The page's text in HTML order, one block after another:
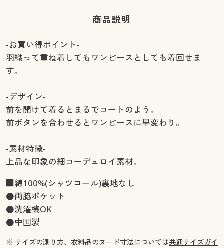
商品説明
-お買い得ポイント-
羽織って重ね着してもワンピースとしても着回せま
す。
-デザイン-
前を開けて着るとまるでコートのよう。
前ボタンを合わせるとワンピースに早変わり。
-素材特徴-
上品な印象の細コーデュロイ素材。
■綿100%(シャツコール)裏地なし
●両脇ポケット
●洗濯機OK
●中国製
※ サイズの測り方、衣料品のヌード寸法については共通サイズガイ